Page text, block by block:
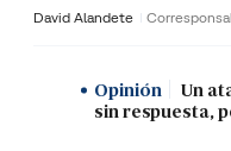
David Alandete
Opinión
Un
sin respuesta,